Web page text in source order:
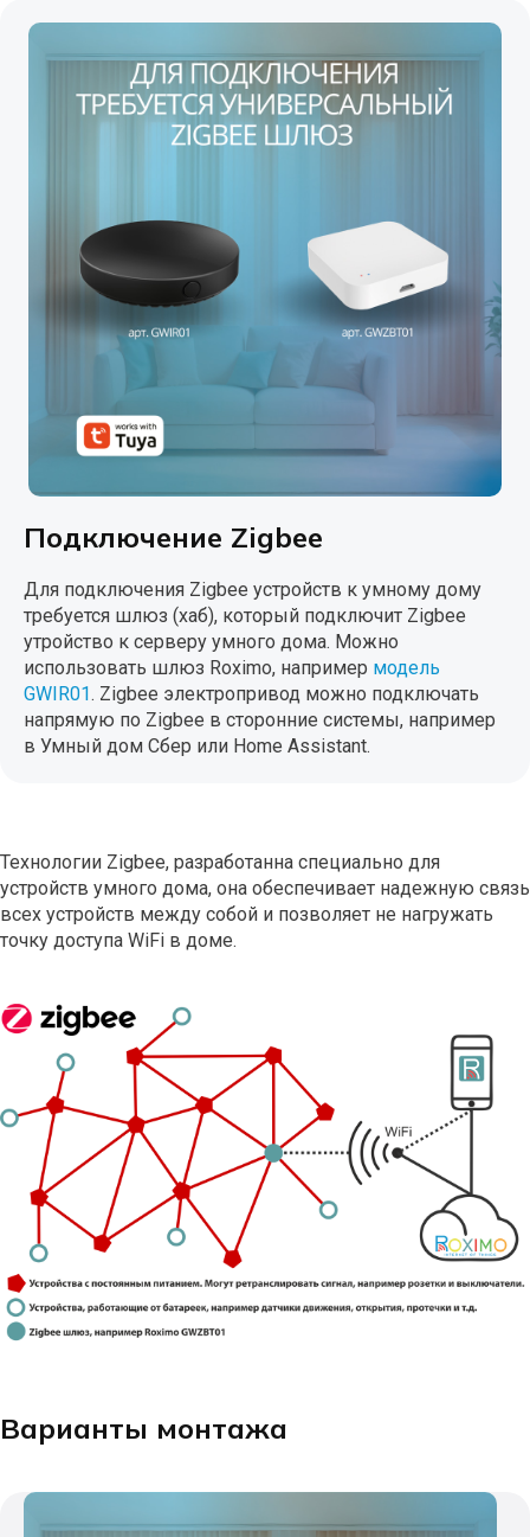
Подключение Zigbee
Для подключения Zigbee устройств к умному дому
требуется шлюз (хаб), который подключит Zigbee
утройство к серверу умного дома. Можно
использовать шлюз Roximo, например модель
GWIR01. Zigbee электропривод можно подключать
напрямую по Zigbee в сторонние системы, например
в Умный дом Сбер или Home Assistant.
Технологии Zigbee, разработанна специально для
устройств умного дома, она обеспечивает надежную связь
всех устройств между собой и позволяет не нагружать
точку доступа WiFi в доме.
Варианты монтажа